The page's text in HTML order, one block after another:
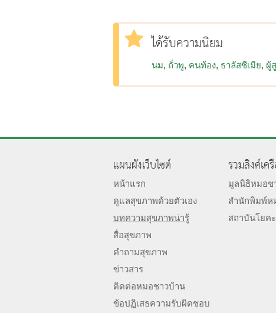
ได้รับความนิยม
นม ถั่วพู คนท้อง ธาลัสซีเมีย ผู้
แผนผังเว็บไซต์
หน้าแรก
ดูแลสุขภาพด้วยตัวเอง
บทความสุขภาพน่ารู้
สื่อสุขภาพ
คำถามสุขภาพ
ข่าวสาร
ติดต่อหมอชาวบ้าน
ข้อปฏิเสธความรับผิดชอบ
รวมลิงค์เค
มูลนิธิหมอช
สำนักพิมพ์ห
สถาบันโยค